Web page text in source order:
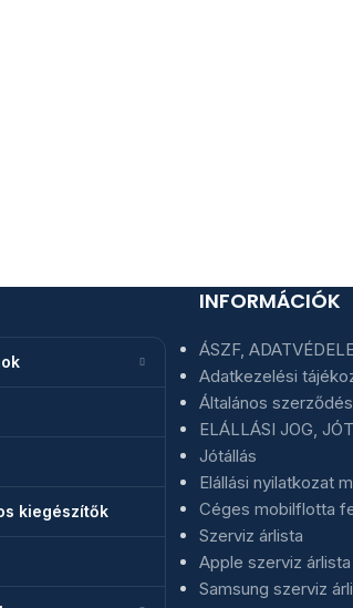
kiegészítők
INFORMÁCIÓK
ÁSZF,
Adatkezelési
Általános
ELÁLLÁSI JOG,
Jótállás
Elállási nyilatkozat
Céges mobilflotta
Szerviz árlista
Apple szerviz árlista
Samsung szerviz